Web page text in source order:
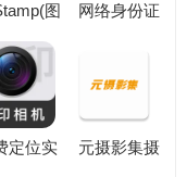
图
网络身份证
定位实
元摄影集摄